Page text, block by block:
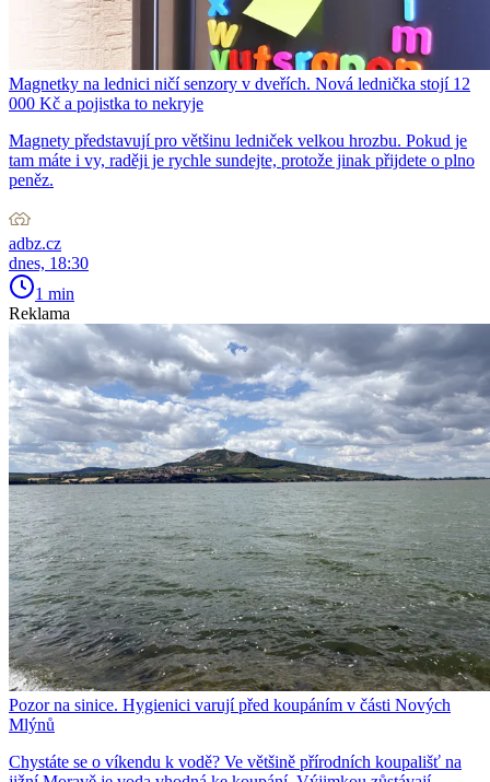
Magnetky na lednici ničí senzory v dveřích. Nová lednička stojí 12
000 Kč a pojistka to nekryje
Magnety představují pro většinu ledniček velkou hrozbu. Pokud je
tam máte i vy, raději je rychle sundejte, protože jinak přijdete o plno
peněz.
adbz.cz
dnes, 18:30
1 min
Reklama
Pozor na sinice. Hygienici varují před koupáním v části Nových
Mlýnů
Chystáte se o víkendu k vodě? Ve většině přírodních koupališť na